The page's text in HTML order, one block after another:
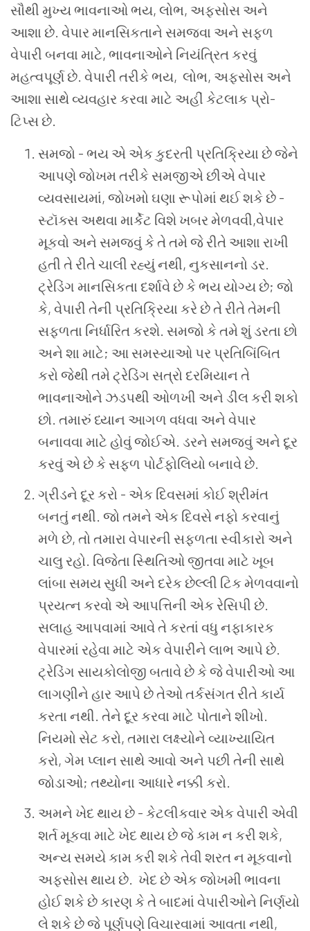
સૌથી મુખ્ય ભાવનાઓ ભય, લોભ, અફસોસ અને
આશા છે. વેપાર માનસિકતાને સમજવા અને સફળ
વેપારી બનવા માટે, ભાવનાઓને નિયંત્રિત કરવું
મહત્વપૂર્ણ છે. વેપારી તરીકે ભય, લોભ, અફસોસ અને
આશા સાથે વ્યવહાર કરવા માટે અહીં કેટલાક પ્રો-
ટિપ્સ છે.
સમજો - ભય એ એક કુદરતી પ્રતિક્રિયા છે જેને
આપણે જોખમ તરીકે સમજીએ છીએ વેપાર
વ્યવસાયમાં, જોખમો ઘણા રૂપોમાં થઈ શકે છે -
સ્ટૉક્સ અથવા માર્કેટ વિશે ખબર મેળવવી,વેપાર
મૂકવો અને સમજવું કે તે તમે જે રીતે આશા રાખી
હતી તે રીતે ચાલી રહ્યું નથી, નુકસાનનો ડર.
ટ્રેડિંગ માનસિકતા દર્શાવે છે કે ભય યોગ્ય છે; જો
કે, વેપારી તેની પ્રતિક્રિયા કરે છે તે રીતે તેમની
સફળતા નિર્ધારિત કરશે. સમજો કે તમે શું ડરતા છો
અને શા માટે; આ સમસ્યાઓ પર પ્રતિબિંબિત
કરો જેથી તમે ટ્રેડિંગ સત્રો દરમિયાન તે
ભાવનાઓને ઝડપથી ઓળખી અને ડીલ કરી શકો
છો. તમારું ધ્યાન આગળ વધવા અને વેપાર
બનાવવા માટે હોવું જોઈએ. ડરને સમજવું અને દૂર
કરવું એ છે કે સફળ પોર્ટફોલિયો બનાવે છે.
ગ્રીડને દૂર કરો - એક દિવસમાં કોઈ શ્રીમંત
બનતું નથી. જો તમને એક દિવસે નફો કરવાનું
મળે છે, તો તમારા વેપારની સફળતા સ્વીકારો અને
ચાલુ રહો. વિજેતા સ્થિતિઓ જીતવા માટે ખૂબ
લાંબા સમય સુધી અને દરેક છેલ્લી ટિક મેળવવાનો
પ્રયત્ન કરવો એ આપત્તિની એક રેસિપી છે.
સલાહ આપવામાં આવે તે કરતાં વધુ નફાકારક
વેપારમાં રહેવા માટે એક વેપારીને લાભ આપે છે.
ટ્રેડિંગ સાયકોલોજી બતાવે છે કે જે વેપારીઓ આ
લાગણીને હાર આપે છે તેઓ તર્કસંગત રીતે કાર્ય
કરતા નથી. તેને દૂર કરવા માટે પોતાને શીખો.
નિયમો સેટ કરો, તમારા લક્ષ્યોને વ્યાખ્યાયિત
કરો, ગેમ પ્લાન સાથે આવો અને પછી તેની સાથે
જોડાઓ; તથ્યોના આધારે નક્કી કરો.
અમને ખેદ થાય છે - કેટલીકવાર એક વેપારી એવી
શર્ત મૂકવા માટે ખેદ થાય છે જે કામ ન કરી શકે,
અન્ય સમયે કામ કરી શકે તેવી શરત ન મૂકવાનો
અફસોસ થાય છે. ખેદ છે એક જોખમી ભાવના
હોઈ શકે છે કારણ કે તે બાદમાં વેપારીઓને નિર્ણયો
લે શકે છે જે પૂર્ણપણે વિચારવામાં આવતા નથી,